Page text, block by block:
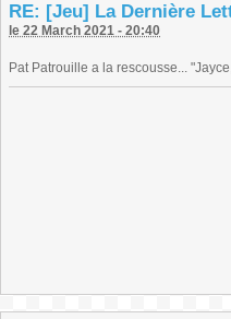
RE: [Jeu] La Dernière
le 22 March 2021 - 20:40
Pat Patrouille a la rescousse...